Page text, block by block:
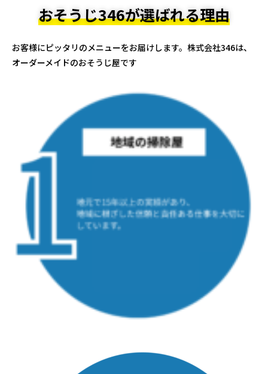
おそうじ346が選ばれる理由
お客様にピッタリのメニューをお届けします。株式会社346は、
オーダーメイドのおそうじ屋です